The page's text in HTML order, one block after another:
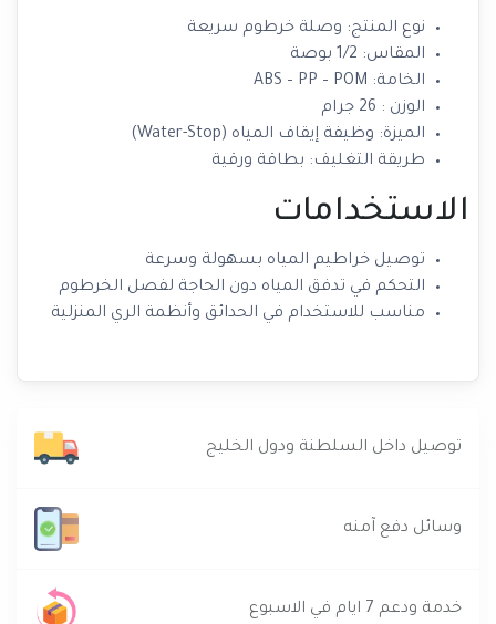
نوع المنتج: وصلة خرطوم سريعة
المقاس: 1/2 بوصة
الخامة: ABS – PP – POM
الوزن : 26 جرام
الميزة: وظيفة إيقاف المياه (Water-Stop)
طريقة التغليف: بطاقة ورقية
الاستخدامات
توصيل خراطيم المياه بسهولة وسرعة
التحكم في تدفق المياه دون الحاجة لفصل الخرطوم
مناسب للاستخدام في الحدائق وأنظمة الري المنزلية
توصيل داخل السلطنة ودول الخليج
وسائل دفع آمنه
خدمة ودعم 7 ايام في الاسبوع